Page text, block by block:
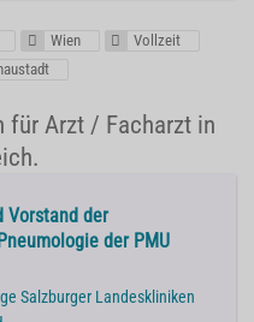
Wien
Vollzeit
für Arzt / Facharzt in
Vorstand der
der PMU
Salzburger Landeskliniken